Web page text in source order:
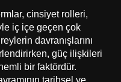
cinsiyet rolleri,
iç içe geçen çok
davranışlarını
güç ilişkileri
bir faktördür.
tarihsel ve